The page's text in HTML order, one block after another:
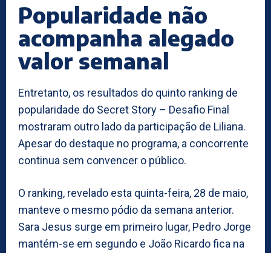
Popularidade não
acompanha alegado
valor semanal
Entretanto, os resultados do quinto ranking de
popularidade do Secret Story – Desafio Final
mostraram outro lado da participação de Liliana.
Apesar do destaque no programa, a concorrente
continua sem convencer o público.
O ranking, revelado esta quinta-feira, 28 de maio,
manteve o mesmo pódio da semana anterior.
Sara Jesus surge em primeiro lugar, Pedro Jorge
mantém-se em segundo e João Ricardo fica na